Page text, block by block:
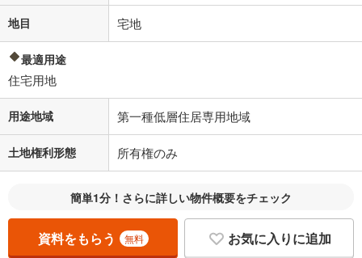
地目 宅地
最適用途
住宅用地
用途地域 第一種低層住居専用地域
土地権利形態 所有権のみ
簡単1分！さらに詳しい物件概要をチェック
資料をもらう 無料 お気に入りに追加